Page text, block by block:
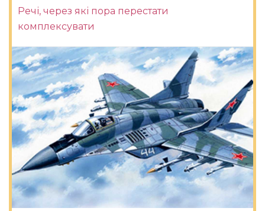
Речі, через які пора перестати
комплексувати